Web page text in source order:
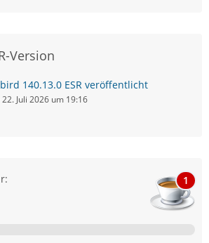
Version
140.13.0 ESR veröffentlicht
22. Juli 2026 um 19:16
1